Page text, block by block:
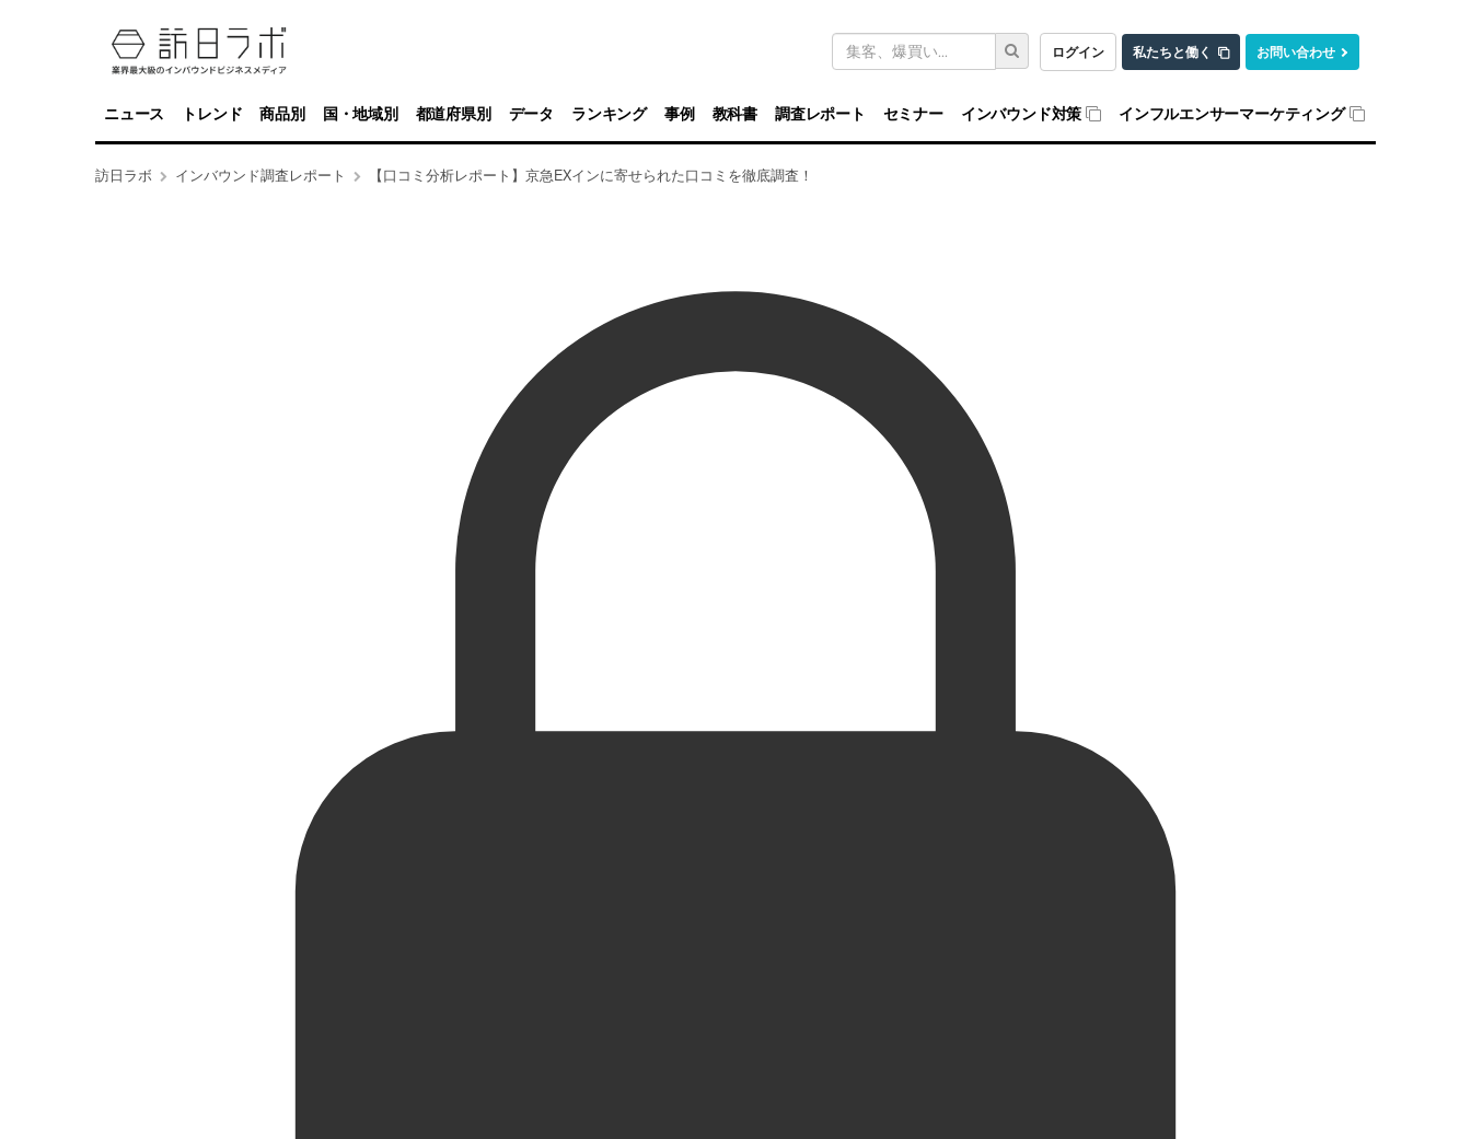
ログイン 私たちと働く お問い合わせ
キ
ワ
ド
検
索
ニュース トレンド 商品別 国・地域別 都道府県別 データ ランキング 事例 教科書 調査レポート セミナー インバウンド対策 インフルエンサーマーケティング
訪日ラボ インバウンド調査レポート 【口コミ分析レポート】京急EXインに寄せられた口コミを徹底調査！